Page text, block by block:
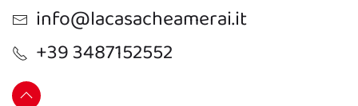
info@lacasacheamerai.it
+39 3487152552